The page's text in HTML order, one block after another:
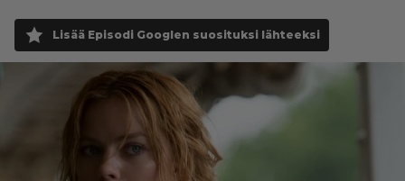
Lisää Episodi Googlen suosituksi lähteeksi